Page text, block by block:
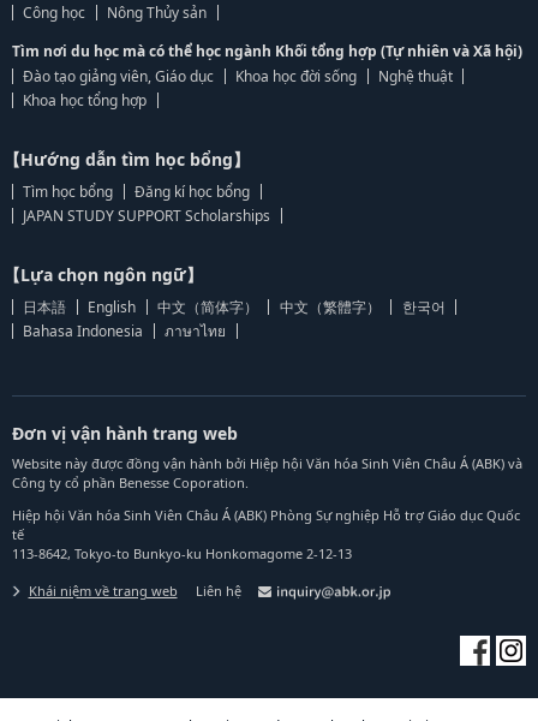
Công học
Nông Thủy sản
Tìm nơi du học mà có thể học ngành Khối tổng hợp (Tự nhiên và Xã hội)
Đào tạo giảng viên, Giáo dục
Khoa học đời sống
Nghệ thuật
Khoa học tổng hợp
【Hướng dẫn tìm học bổng】
Tìm học bổng
Đăng kí học bổng
JAPAN STUDY SUPPORT Scholarships
【Lựa chọn ngôn ngữ】
日本語 English 中文（简体字） 中文（繁體字）
한국어
Bahasa Indonesia
ภาษาไทย
Đơn vị vận hành trang web
Website này được đồng vận hành bởi Hiệp hội Văn hóa Sinh Viên Châu Á (ABK) và
Công ty cổ phần Benesse Coporation.
Hiệp hội Văn hóa Sinh Viên Châu Á (ABK) Phòng Sự nghiệp Hỗ trợ Giáo dục Quốc
tế
113-8642, Tokyo-to Bunkyo-ku Honkomagome 2-12-13
Khái niệm về trang web Liên hệ